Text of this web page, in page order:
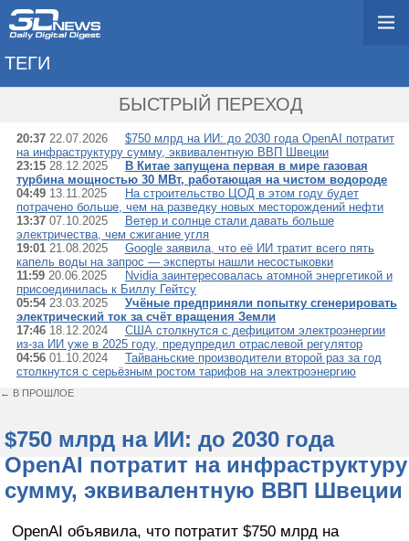
ТЕГИ
БЫСТРЫЙ ПЕРЕХОД
20:37 22.07.2026
$750 млрд на ИИ: до 2030 года OpenAI потратит
на инфраструктуру сумму, эквивалентную ВВП Швеции
23:15 28.12.2025
В Китае запущена первая в мире газовая
турбина мощностью 30 МВт, работающая на чистом водороде
04:49 13.11.2025
На строительство ЦОД в этом году будет
потрачено больше, чем на разведку новых месторождений нефти
13:37 07.10.2025
Ветер и солнце стали давать больше
электричества, чем сжигание угля
19:01 21.08.2025
Google заявила, что её ИИ тратит всего пять
капель воды на запрос — эксперты нашли несостыковки
11:59 20.06.2025
Nvidia заинтересовалась атомной энергетикой и
присоединилась к Биллу Гейтсу
05:5423.03.2025
Учёные предприняли попытку сгенерировать
электрический ток за счёт вращения Земли
17:46 18.12.2024
США столкнутся с дефицитом электроэнергии
из-за ИИ уже в 2025 году, предупредил отраслевой регулятор
04:56 01.10.2024
Тайваньские производители второй раз за год
столкнутся с серьёзным ростом тарифов на электроэнергию
← В ПРОШЛОЕ
$750 млрд на ИИ: до 2030 года
OpenAI потратит на инфраструктуру
сумму, эквивалентную ВВП Швеции
OpenAI объявила, что потратит $750 млрд на